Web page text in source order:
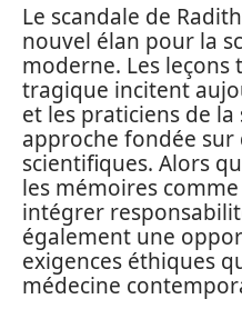
Le scandale de
nouvel élan pour la
moderne. Les leçons
tragique incitent
et les praticiens de
approche fondée sur
scientifiques. Alors
les mémoires comme
intégrer
également une
exigences éthiques
médecine